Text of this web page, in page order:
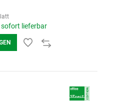
lieferbar